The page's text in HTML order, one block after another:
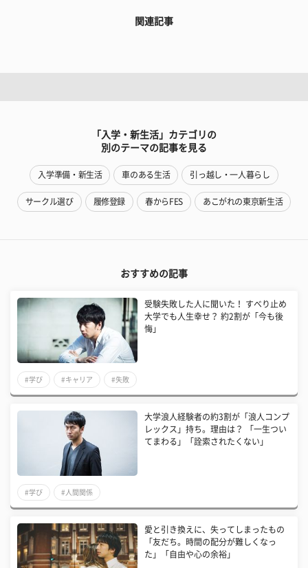
関連記事
「入学・新生活」カテゴリの
別のテーマの記事を見る
入学準備・新生活 車のある生活 引っ越し・一人暮らし
サークル選び 履修登録 春からFES あこがれの東京新生活
おすすめの記事
受験失敗した人に聞いた！ すべり止め
大学でも人生幸せ？ 約2割が「今も後
悔」
#学び #キャリア #失敗
大学浪人経験者の約3割が「浪人コンプ
レックス」持ち。理由は？ 「一生つい
てまわる」「詮索されたくない」
#学び #人間関係
愛と引き換えに、失ってしまったもの
「友だち。時間の配分が難しくなっ
た」「自由や心の余裕」